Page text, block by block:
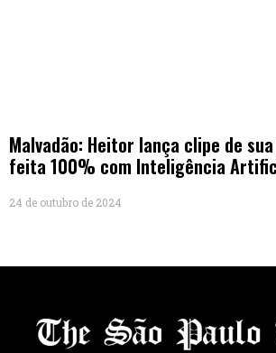
Malvadão: Heitor lança clipe de
feita 100% com Inteligência
24 de outubro de 2024